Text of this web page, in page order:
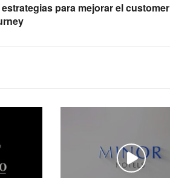
estrategias para mejorar el customer